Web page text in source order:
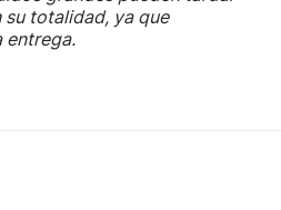
su totalidad, ya que
entrega.